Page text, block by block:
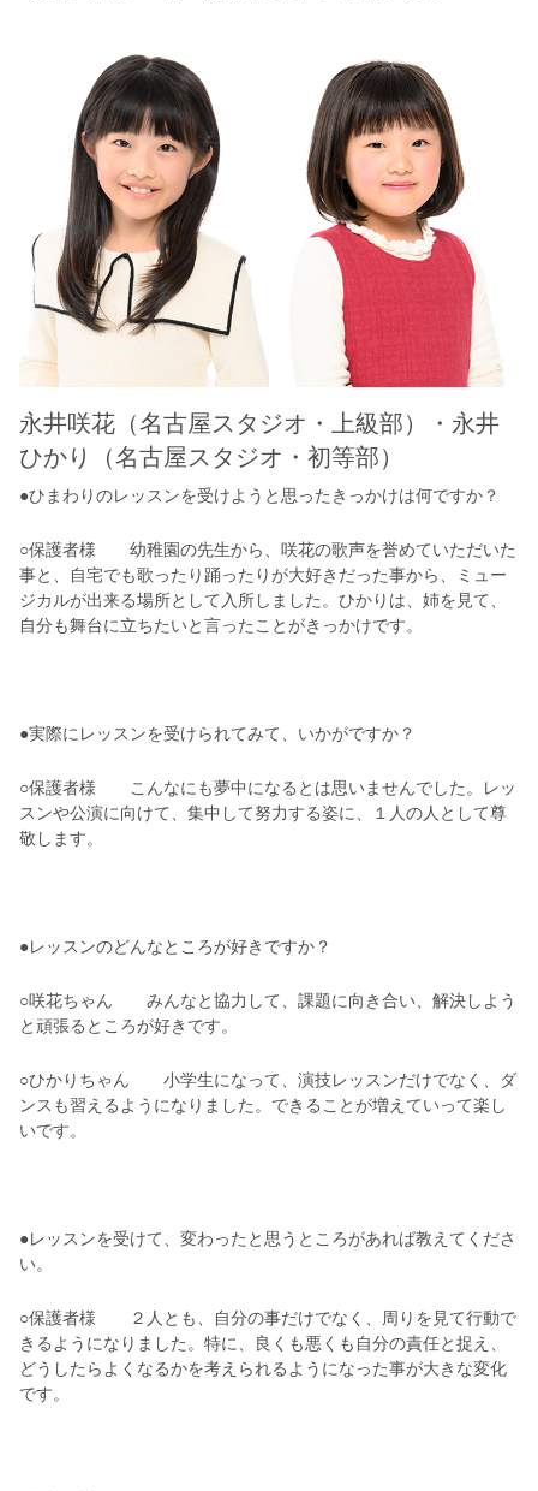
永井咲花（名古屋スタジオ・上級部）・永井
ひかり（名古屋スタジオ・初等部）
●ひまわりのレッスンを受けようと思ったきっかけは何ですか？
○保護者様 幼稚園の先生から、咲花の歌声を誉めていただいた
事と、自宅でも歌ったり踊ったりが大好きだった事から、ミュー
ジカルが出来る場所として入所しました。ひかりは、姉を見て、
自分も舞台に立ちたいと言ったことがきっかけです。
●実際にレッスンを受けられてみて、いかがですか？
○保護者様 こんなにも夢中になるとは思いませんでした。レッ
スンや公演に向けて、集中して努力する姿に、１人の人として尊
敬します。
●レッスンのどんなところが好きですか？
○咲花ちゃん みんなと協力して、課題に向き合い、解決しよう
と頑張るところが好きです。
○ひかりちゃん 小学生になって、演技レッスンだけでなく、ダ
ンスも習えるようになりました。できることが増えていって楽し
いです。
●レッスンを受けて、変わったと思うところがあれば教えてくださ
い。
○保護者様 ２人とも、自分の事だけでなく、周りを見て行動で
きるようになりました。特に、良くも悪くも自分の責任と捉え、
どうしたらよくなるかを考えられるようになった事が大きな変化
です。